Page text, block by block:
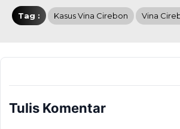
Tag : Kasus Vina Cirebon Vina
Tulis Komentar